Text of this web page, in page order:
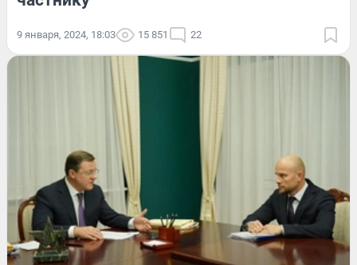
9 января, 2024, 18:03 15 851 22